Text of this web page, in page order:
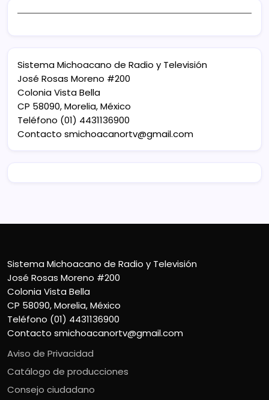
Sistema Michoacano de Radio y Televisión
José Rosas Moreno #200
Colonia Vista Bella
CP 58090, Morelia, México
Teléfono (01) 4431136900
Contacto smichoacanortv@gmail.com
Sistema Michoacano de Radio y Televisión
José Rosas Moreno #200
Colonia Vista Bella
CP 58090, Morelia, México
Teléfono (01) 4431136900
Contacto smichoacanortv@gmail.com
Aviso de Privacidad
Catálogo de producciones
Consejo ciudadano